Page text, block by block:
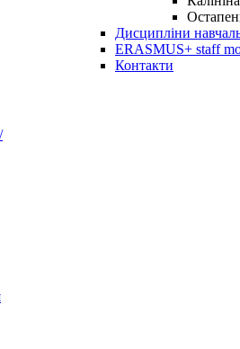
Дисципліни
ERASMUS+ staff
Контакти